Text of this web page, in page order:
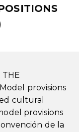
THE
provisions
cultural
provisions
de la